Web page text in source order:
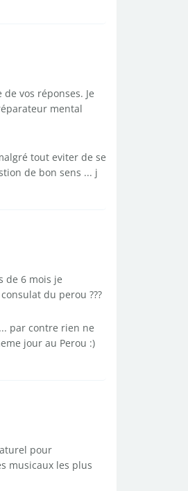
vos réponses. Je
mental
tout eviter de se
de bon sens ... j
de 6 mois je
du perou ???
par contre rien ne
jour au Perou :)
pour
musicaux les plus